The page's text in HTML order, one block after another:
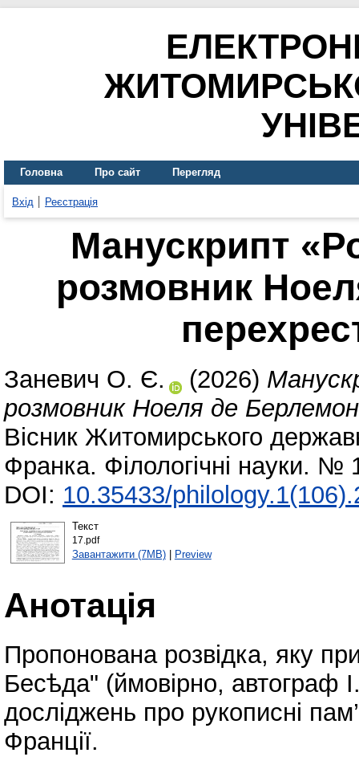
Головна Про сайт Перегляд
Вхід Реєстрація
Манускрипт
розмовник
Заневич О. Є. (2026)
розмовник Ноеля де
Вісник Житомирського
Франка. Філологічні науки.
DOI: 10.35433/
Текст
17.pdf
Завантажити (7MB)| Preview
Анотація
Пропонована розвідка, яку
Бесѣда" (ймовірно, автограф
досліджень про рукописні
Франції.